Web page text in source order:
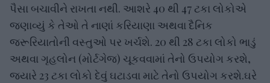
પૈસા બચાવીને રાખતા નથી. આશરે 40 થી 47 ટકા લોકોએ
જણાવ્યું કે તેઓ તે નાણાં કરિયાણા અથવા દૈનિક
જરૂરિયાતોની વસ્તુઓ પર ખર્ચશે. 20 થી 28 ટકા લોકો ભાડું
અથવા ગૃહલોન (મોર્ટગેજ) ચૂકવવામાં તેનો ઉપયોગ કરશે,
જ્યારે 23 ટકા લોકો દેવું ઘટાડવા માટે તેનો ઉપયોગ કરશે.ઘરે